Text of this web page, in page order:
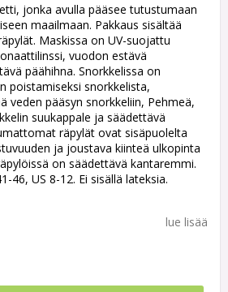
jonka avulla pääsee tutustumaan
maailmaan. Pakkaus sisältää
Maskissa on UV-suojattu
vuodon estävä
päähihna. Snorkkelissa on
poistamiseksi snorkkelista,
veden pääsyn snorkkeliin, Pehmeä,
suukappale ja säädettävä
räpylät ovat sisäpuolelta
ja joustava kiinteä ulkopinta
on säädettävä kantaremmi.
46, US 8-12. Ei sisällä lateksia.
lue lisää